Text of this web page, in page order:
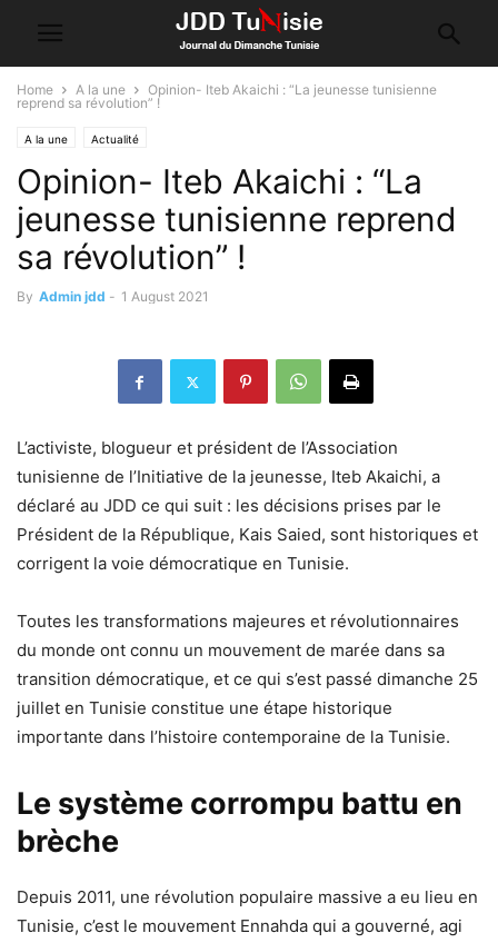
Home A la une
Opinion- Iteb Akaichi : “La jeunesse tunisienne
reprend sa révolution” !
A la une Actualité
Opinion- Iteb Akaichi : “La
jeunesse tunisienne reprend
sa révolution” !
By Admin jdd - 1 August 2021
L’activiste, blogueur et président de l’Association
tunisienne de l’Initiative de la jeunesse, Iteb Akaichi, a
déclaré au JDD ce qui suit : les décisions prises par le
Président de la République, Kais Saied, sont historiques et
corrigent la voie démocratique en Tunisie.
Toutes les transformations majeures et révolutionnaires
du monde ont connu un mouvement de marée dans sa
transition démocratique, et ce qui s’est passé dimanche 25
juillet en Tunisie constitue une étape historique
importante dans l’histoire contemporaine de la Tunisie.
Le système corrompu battu en
brèche
Depuis 2011, une révolution populaire massive a eu lieu en
Tunisie, c’est le mouvement Ennahda qui a gouverné, agi